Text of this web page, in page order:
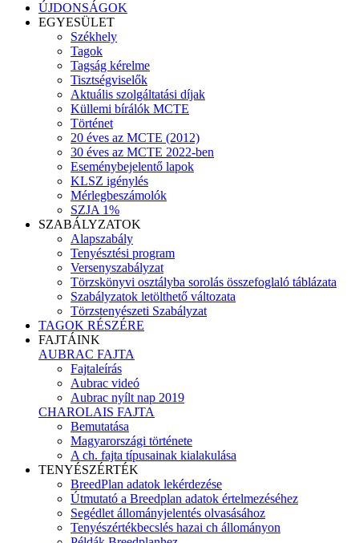
ÚJDONSÁGOK
EGYESÜLET
Székhely
Tagok
Tagság kérelme
Tisztségviselők
Aktuális szolgáltatási díjak
Küllemi bírálók MCTE
Történet
20 éves az MCTE (2012)
30 éves az MCTE 2022-ben
Eseménybejelentő lapok
KLSZ igénylés
Mérlegbeszámolók
SZJA 1%
SZABÁLYZATOK
Alapszabály
Tenyésztési program
Versenyszabályzat
Törzskönyvi osztályba sorolás összefoglaló táblázata
Szabályzatok letölthető változata
Törzstenyészeti Szabályzat
TAGOK RÉSZÉRE
FAJTÁINK
AUBRAC FAJTA
Fajtaleírás
Aubrac videó
Aubrac nyílt nap 2019
CHAROLAIS FAJTA
Bemutatása
Magyarországi története
A ch. fajta típusainak kialakulása
TENYÉSZÉRTÉK
BreedPlan adatok lekérdezése
Útmutató a Breedplan adatok értelmezéséhez
Segédlet állományjelentés olvasásához
Tenyészértékbecslés hazai ch állományon